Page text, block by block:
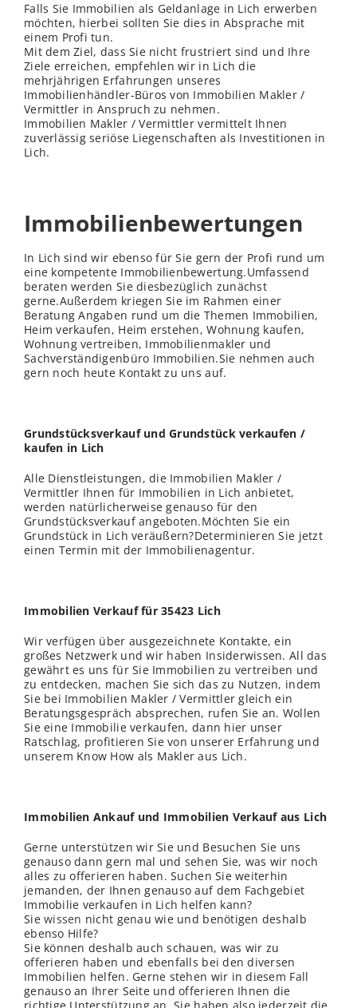
Falls Sie Immobilien als Geldanlage in Lich erwerben
möchten, hierbei sollten Sie dies in Absprache mit
einem Profi tun.
Mit dem Ziel, dass Sie nicht frustriert sind und Ihre
Ziele erreichen, empfehlen wir in Lich die
mehrjährigen Erfahrungen unseres
Immobilienhändler-Büros von Immobilien Makler /
Vermittler in Anspruch zu nehmen.
Immobilien Makler / Vermittler vermittelt Ihnen
zuverlässig seriöse Liegenschaften als Investitionen in
Lich.
Immobilienbewertungen
In Lich sind wir ebenso für Sie gern der Profi rund um
eine kompetente Immobilienbewertung.Umfassend
beraten werden Sie diesbezüglich zunächst
gerne.Außerdem kriegen Sie im Rahmen einer
Beratung Angaben rund um die Themen Immobilien,
Heim verkaufen, Heim erstehen, Wohnung kaufen,
Wohnung vertreiben, Immobilienmakler und
Sachverständigenbüro Immobilien.Sie nehmen auch
gern noch heute Kontakt zu uns auf.
Grundstücksverkauf und Grundstück verkaufen /
kaufen in Lich
Alle Dienstleistungen, die Immobilien Makler /
Vermittler Ihnen für Immobilien in Lich anbietet,
werden natürlicherweise genauso für den
Grundstücksverkauf angeboten.Möchten Sie ein
Grundstück in Lich veräußern?Determinieren Sie jetzt
einen Termin mit der Immobilienagentur.
Immobilien Verkauf für 35423 Lich
Wir verfügen über ausgezeichnete Kontakte, ein
großes Netzwerk und wir haben Insiderwissen. All das
gewährt es uns für Sie Immobilien zu vertreiben und
zu entdecken, machen Sie sich das zu Nutzen, indem
Sie bei Immobilien Makler / Vermittler gleich ein
Beratungsgespräch absprechen, rufen Sie an. Wollen
Sie eine Immobilie verkaufen, dann hier unser
Ratschlag, profitieren Sie von unserer Erfahrung und
unserem Know How als Makler aus Lich.
Immobilien Ankauf und Immobilien Verkauf aus Lich
Gerne unterstützen wir Sie und Besuchen Sie uns
genauso dann gern mal und sehen Sie, was wir noch
alles zu offerieren haben. Suchen Sie weiterhin
jemanden, der Ihnen genauso auf dem Fachgebiet
Immobilie verkaufen in Lich helfen kann?
Siewissen nicht genau wie und benötigen deshalb
ebenso Hilfe?
Sie können deshalb auch schauen, was wir zu
offerieren haben und ebenfalls bei den diversen
Immobilien helfen. Gerne stehen wir in diesem Fall
genauso an Ihrer Seite und offerieren Ihnen die